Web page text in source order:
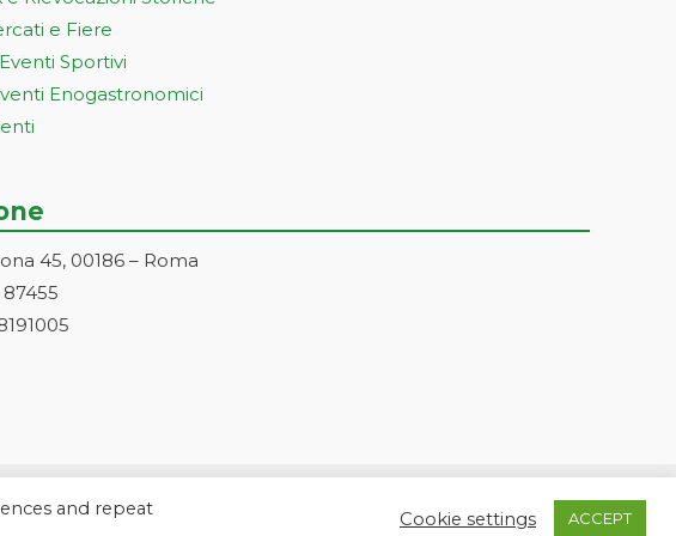
e Fiere
Sportivi
Enogastronomici
45, 00186 – Roma
12528191005 | markonetsrl@pec.it |
and repeat
Cookie settings ACCEPT